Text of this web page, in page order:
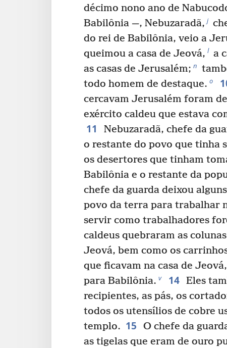
décimo nono ano de
Babilônia —, Nebuzaradã, j
do rei de Babilônia, veio a
queimou a casa de Jeová, l a
as casas de Jerusalém; n
todo homem de destaque. o
cercavam Jerusalém foram
exército caldeu que estava
11
Nebuzaradã, chefe da
o restante do povo que tinha
os desertores que tinham
Babilônia e o restante da
chefe da guarda deixou
povo da terra para trabalhar
servir como trabalhadores
caldeus quebraram as
Jeová, bem como os
que ficavam na casa de
para Babilônia. v 14 Eles
recipientes, as pás, os
todos os utensílios de cobre
templo. 15
O chefe da
as tigelas que eram de ouro